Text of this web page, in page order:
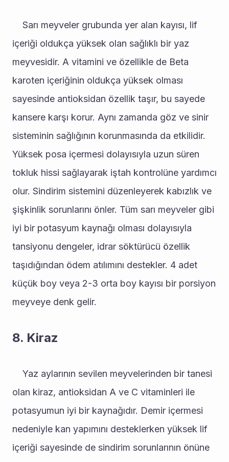
içeriği oldukça yüksek olan sağlıklı bir yaz
meyvesidir. A vitamini ve özellikle de Beta
karoten içeriğinin oldukça yüksek olması
sayesinde antioksidan özellik taşır, bu sayede
kansere karşı korur. Aynı zamanda göz ve sinir
sisteminin sağlığının korunmasında da etkilidir.
Yüksek posa içermesi dolayısıyla uzun süren
tokluk hissi sağlayarak iştah kontrolüne yardımcı
olur. Sindirim sistemini düzenleyerek kabızlık ve
şişkinlik sorunlarını önler. Tüm sarı meyveler gibi
iyi bir potasyum kaynağı olması dolayısıyla
tansiyonu dengeler, idrar söktürücü özellik
taşıdığından ödem atılımını destekler. 4 adet
küçük boy veya 2-3 orta boy kayısı bir porsiyon
meyveye denk gelir.
8. Kiraz
olan kiraz, antioksidan A ve C vitaminleri ile
potasyumun iyi bir kaynağıdır. Demir içermesi
nedeniyle kan yapımını desteklerken yüksek lif
içeriği sayesinde de sindirim sorunlarının önüne